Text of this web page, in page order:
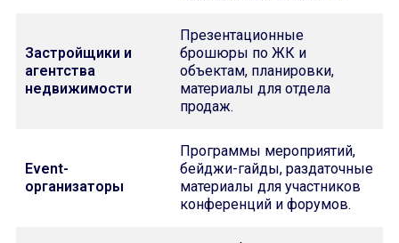
Застройщики и
агентства
недвижимости
Презентационные
брошюры по ЖК и
объектам, планировки,
материалы для отдела
продаж.
Event-
организаторы
Программы мероприятий,
бейджи-гайды, раздаточные
материалы для участников
конференций и форумов.